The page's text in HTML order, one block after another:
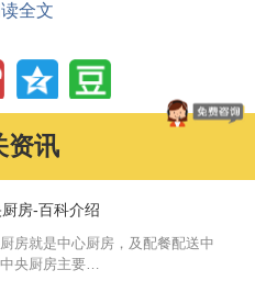
全文
资讯
房-百科介绍
房就是中心厨房，及配餐配送中
央厨房主要…